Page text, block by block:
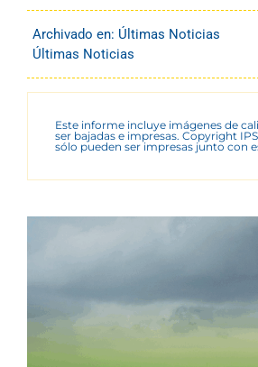
Archivado en: Últimas Noticias
Últimas Noticias
Este informe incluye imágenes de
ser bajadas e impresas. Copyright
sólo pueden ser impresas junto con